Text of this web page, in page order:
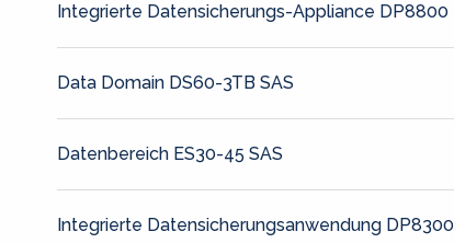
Integrierte Datensicherungs-Appliance DP8800
Data Domain DS60-3TB SAS
Datenbereich ES30-45 SAS
Integrierte Datensicherungsanwendung DP8300